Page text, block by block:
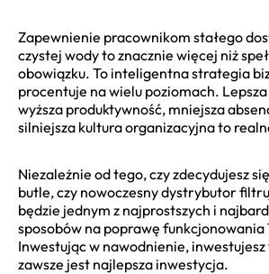
Zapewnienie pracownikom stałego
czystej wody to znacznie więcej niż
obowiązku. To inteligentna strategia
procentuje na wielu poziomach.
wyższa produktywność, mniejsza
silniejsza kultura organizacyjna to
Niezależnie od tego, czy zdecydujesz
butle, czy nowoczesny dystrybutor
będzie jednym z najprostszych i
sposobów na poprawę funkcjonowania
Inwestując w nawodnienie, inwestujesz
zawsze jest najlepsza inwestycja.